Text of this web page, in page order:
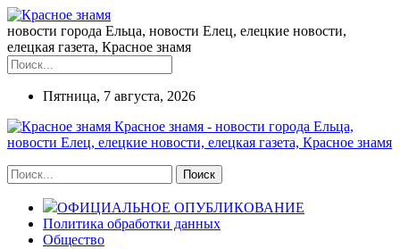
новости города Ельца, новости Елец, елецкие новости,
елецкая газета, Красное знамя
Пятница, 7 августа, 2026
Красное знамя - новости города Ельца,
новости Елец, елецкие новости, елецкая газета, Красное знамя
ОФИЦИАЛЬНОЕ ОПУБЛИКОВАНИЕ
Политика обработки данных
Общество